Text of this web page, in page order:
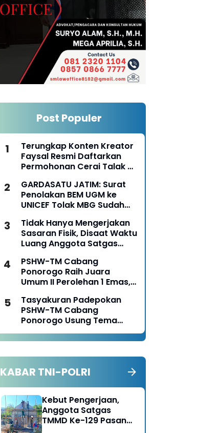
Post Populer
Terungkap Konten Kreator
Faysal Resmi Daftarkan
Permohonan Cerai Talak Di
Ponorogo
GARDASATU JATIM: Surat
Penolakan BEM UGM ke
UNICEF Tolak MBG Sudah
Tidak Hanya Mengerjakan
Sasaran Fisik, Disaat Waktu
Luang Anggota Satgas
Tangan Bantu Warga
Panen Jagung
PSHW-TM Cabang
Ponorogo Raih Juara
Umum II Perolehan 1 Emas,
pada Kejurkab IPSI
Ponorogo Tahun 2026
Tasyakuran Padepokan
PSHW-TM Cabang
Ponorogo Usung Tema
Bersatu dalam
Persaudaraan, Berkarya
Tanggungjawab
KABAR TNI-POLRI
Kebut Pengerjaan,
Anggota Satgas
TMMD Ke-129 Pasang